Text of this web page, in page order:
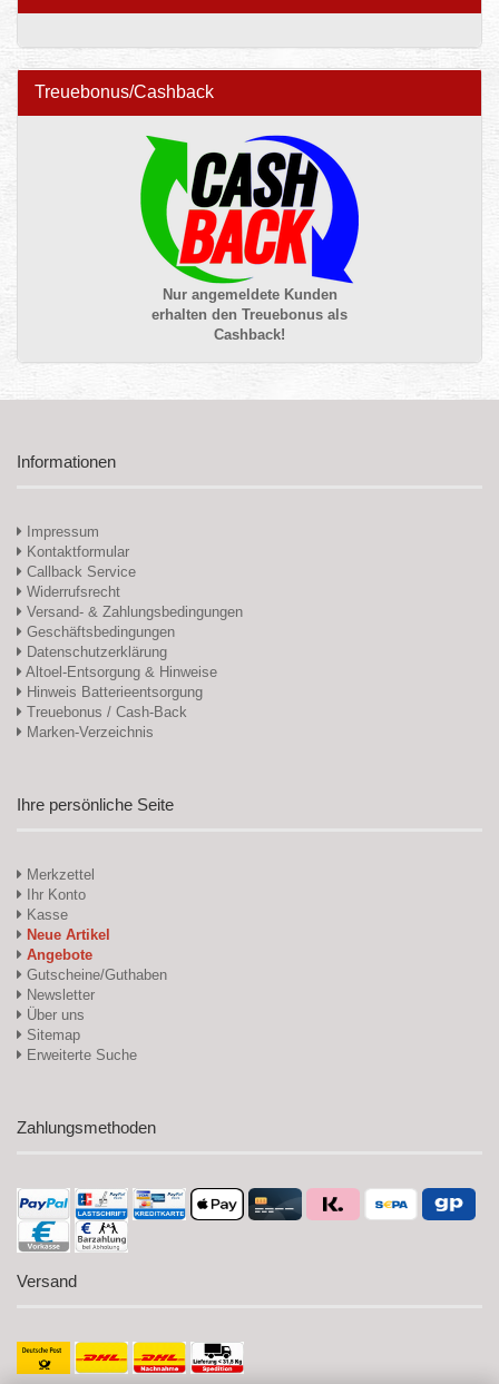
Treuebonus/Cashback
Nur angemeldete Kunden
erhalten den Treuebonus als
Cashback!
Informationen
Impressum
Kontaktformular
Callback Service
Widerrufsrecht
Versand- & Zahlungsbedingungen
Geschäftsbedingungen
Datenschutzerklärung
Altoel-Entsorgung & Hinweise
Hinweis Batterieentsorgung
Treuebonus / Cash-Back
Marken-Verzeichnis
Ihre persönliche Seite
Merkzettel
Ihr Konto
Kasse
Neue Artikel
Angebote
Gutscheine/Guthaben
Newsletter
Über uns
Sitemap
Erweiterte Suche
Zahlungsmethoden
Versand